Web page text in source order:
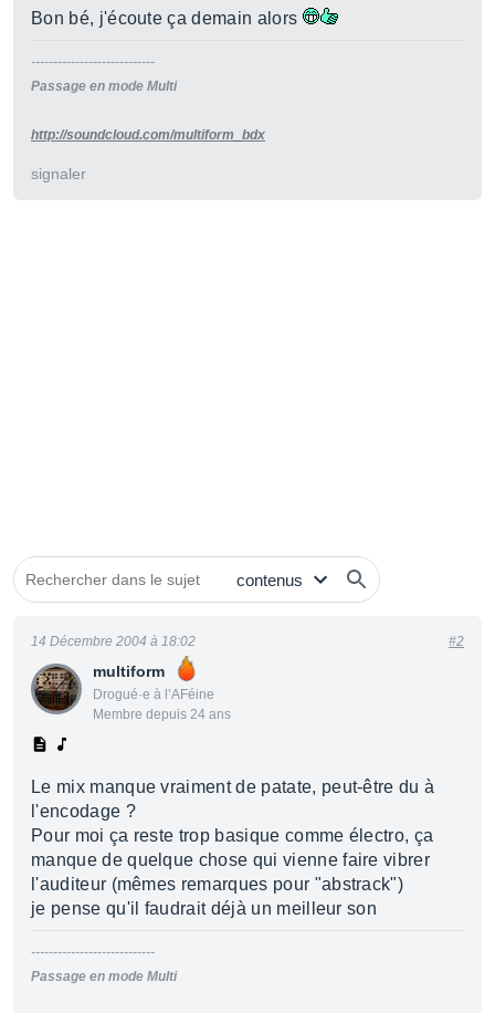
Bon bé, j'écoute ça demain alors
----------------------------
Passage en mode Multi
http://soundcloud.com/multiform_bdx
signaler
multiform
Drogué·e à l’AFéine
Membre depuis 24 ans
14 Décembre 2004 à 18:02 #2
Le mix manque vraiment de patate, peut-être du à
l'encodage ?
Pour moi ça reste trop basique comme électro, ça
manque de quelque chose qui vienne faire vibrer
l'auditeur (mêmes remarques pour "abstrack")
je pense qu'il faudrait déjà un meilleur son
----------------------------
Passage en mode Multi